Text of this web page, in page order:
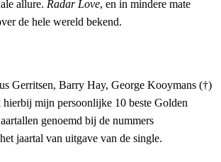
allure. Radar Love, en in mindere mate
de hele wereld bekend.
Gerritsen, Barry Hay, George Kooymans (†)
mijn persoonlijke 10 beste Golden
genoemd bij de nummers
jaartal van uitgave van de single.